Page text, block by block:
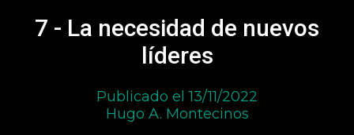
7 - La necesidad de nuevos
líderes
Publicado el 13/11/2022
Hugo A. Montecinos